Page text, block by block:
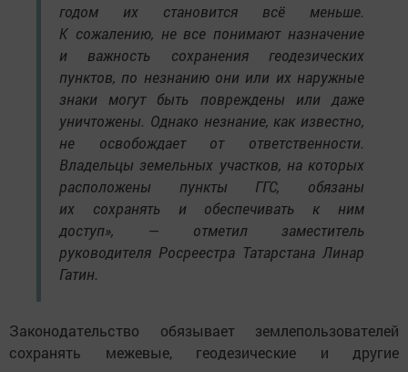
годом их становится всё меньше.
К сожалению, не все понимают назначение
и важность сохранения геодезических
пунктов, по незнанию они или их наружные
знаки могут быть повреждены или даже
уничтожены. Однако незнание, как известно,
не освобождает от ответственности.
Владельцы земельных участков, на которых
расположены пункты ГГС, обязаны
их сохранять и обеспечивать к ним
доступ», — отметил заместитель
руководителя Росреестра Татарстана Линар
Гатин.
Законодательство обязывает землепользователей
сохранять межевые, геодезические и другие